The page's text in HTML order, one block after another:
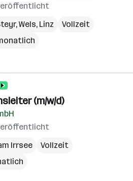
,Wels, Linz
Vollzeit
(m/w/d)
Irrsee
Vollzeit